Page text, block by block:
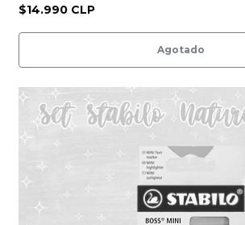
$14.990 CLP
Agotado